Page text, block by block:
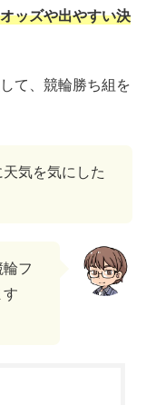
ッズや出やすい決
て、競輪勝ち組を
気を気にした
フ